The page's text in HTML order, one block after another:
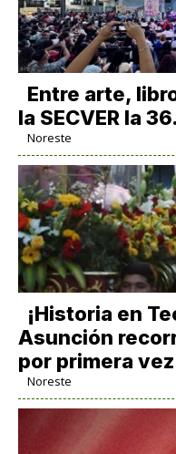
Entre arte,
la SECVER la
Noreste
​¡Historia en
Asunción
por primera vez
Noreste